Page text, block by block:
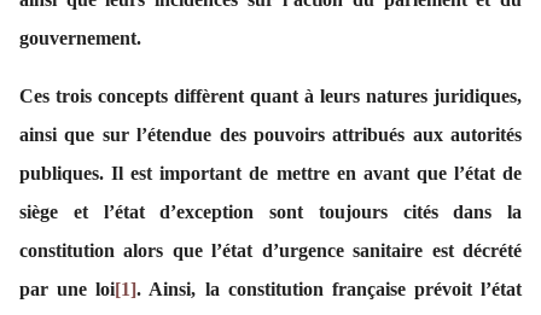
gouvernement.
Ces trois concepts diffèrent quant à leurs natures juridiques,
ainsi que sur l’étendue des pouvoirs attribués aux autorités
publiques. Il est important de mettre en avant que l’état de
siège et l’état d’exception sont toujours cités dans la
constitution alors que l’état d’urgence sanitaire est décrété
par une loi[1]. Ainsi, la constitution française prévoit l’état